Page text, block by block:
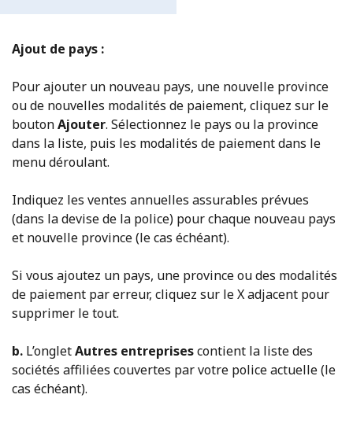
Ajout de pays :
Pour ajouter un nouveau pays, une nouvelle province
ou de nouvelles modalités de paiement, cliquez sur le
boutonAjouter. Sélectionnez le pays ou la province
dans la liste, puis les modalités de paiement dans le
menu déroulant.
Indiquez les ventes annuelles assurables prévues
(dans la devise de la police) pour chaque nouveau pays
et nouvelle province (le cas échéant).
Si vous ajoutez un pays, une province ou des modalités
de paiement par erreur, cliquez sur le X adjacent pour
supprimer le tout.
b. L’ongletAutres entreprisescontient la liste des
sociétés affiliées couvertes par votre police actuelle (le
cas échéant).